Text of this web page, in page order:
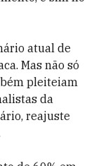
atual de
Mas não só
pleiteiam
da
reajuste